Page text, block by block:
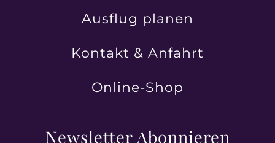
Ausflug planen
Kontakt & Anfahrt
Online-Shop
Newsletter Abonnieren